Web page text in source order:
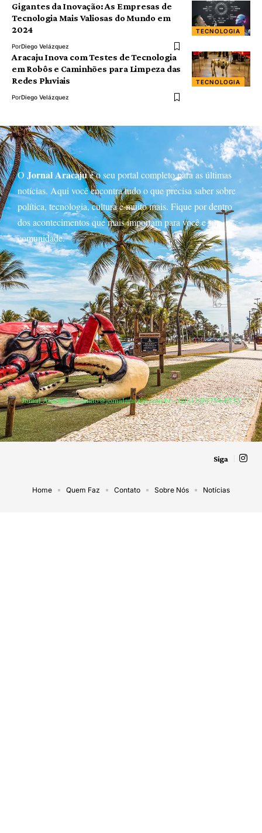
TECNOLOGIA
Gigantes da Inovação: As Empresas de
Tecnologia Mais Valiosas do Mundo em
2024
PorDiego Velázquez
TECNOLOGIA
Aracaju Inova com Testes de Tecnologia
em Robôs e Caminhões para Limpeza das
Redes Pluviais
PorDiego Velázquez
O Jornal Aracajué o seu portal completo para as últimas
notícias. Aqui você encontra tudo o que precisa saber sobre
política, tecnologia, cultura e muito mais. Fique por dentro
dos acontecimentos que mais importam para você e sua
comunidade.
Jornal Aracaju –contato@jornalaracaju.com.br– tel.(11)91754-6532
Siga
Home Quem Faz Contato Sobre Nós Notícias